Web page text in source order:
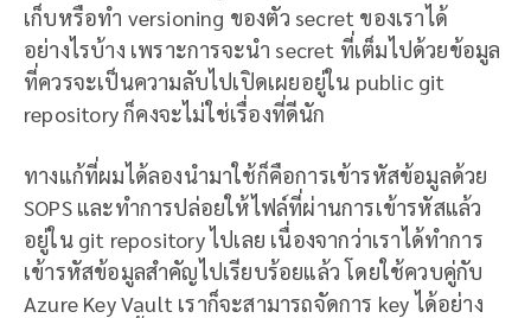
เก็บหรือทำ versioning ของตัว secret ของเราได้
อย่างไรบ้าง เพราะการจะนำ secret ที่เต็มไปด้วยข้อมูล
ที่ควรจะเป็นความลับไปเปิดเผยอยู่ใน public git
repository ก็คงจะไม่ใช่เรื่องที่ดีนัก
ทางแก้ที่ผมได้ลองนำมาใช้ก็คือการเข้ารหัสข้อมูลด้วย
SOPS และทำการปล่อยให้ไฟล์ที่ผ่านการเข้ารหัสแล้ว
อยู่ใน git repository ไปเลย เนื่องจากว่าเราได้ทำการ
เข้ารหัสข้อมูลสำคัญไปเรียบร้อยแล้ว โดยใช้ควบคู่กับ
Azure Key Vault เราก็จะสามารถจัดการ key ได้อย่าง